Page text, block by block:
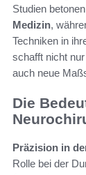
Studien
Medizin,
Techniken in
schafft nicht
auch neue
Die
Präzision in
Rolle bei der